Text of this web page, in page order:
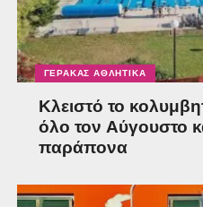
ΓΈΡΑΚΑΣ ΑΘΛΗΤΙΚΆ
Κλειστό το
όλο τον Αύγουστο
παράπονα